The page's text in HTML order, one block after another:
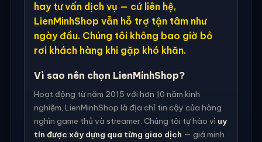
hay tư vấn dịch vụ — cứ liên hệ,
LienMinhShop vẫn hỗ trợ tận tâm như
ngày đầu. Chúng tôi không bao giờ bỏ
rơi khách hàng khi gặp khó khăn.
Vì sao nên chọn LienMinhShop?
Hoạt động từ năm 2015 với hơn 10 năm kinh
nghiệm, LienMinhShop là địa chỉ tin cậy của hàng
nghìn game thủ và streamer. Chúng tôi tự hào vì uy
tín được xây dựng qua từng giao dịch — giá minh